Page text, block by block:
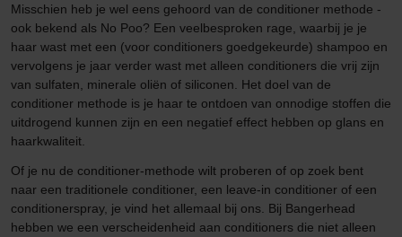
Misschien heb je wel eens gehoord van de conditioner methode -
ook bekend als No Poo? Een veelbesproken rage, waarbij je je
haar wast met een (voor conditioners goedgekeurde) shampoo en
vervolgens je jaar verder wast met alleen conditioners die vrij zijn
van sulfaten, minerale oliën of siliconen. Het doel van de
conditioner methode is je haar te ontdoen van onnodige stoffen die
uitdrogend kunnen zijn en een negatief effect hebben op glans en
haarkwaliteit.
Of je nu de conditioner-methode wilt proberen of op zoek bent
naar een traditionele conditioner, een leave-in conditioner of een
conditionerspray, je vind het allemaal bij ons. Bij Bangerhead
hebben we een verscheidenheid aan conditioners die niet alleen